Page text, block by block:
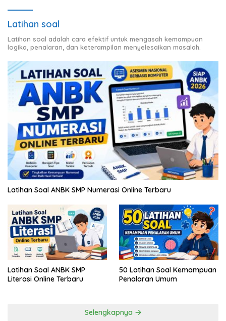
Latihan soal
Latihan soal adalah cara efektif untuk mengasah kemampuan
logika, penalaran, dan keterampilan menyelesaikan masalah.
Latihan Soal ANBK SMP Numerasi Online Terbaru
Latihan Soal ANBK SMP
Literasi Online Terbaru
50 Latihan Soal Kemampuan
Penalaran Umum
Selengkapnya